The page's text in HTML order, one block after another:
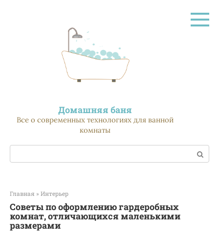
Домашняя баня
Все о современных технологиях для ванной
комнаты
Поиск:
Главная » Интерьер
Советы по оформлению гардеробных
комнат, отличающихся маленькими
размерами